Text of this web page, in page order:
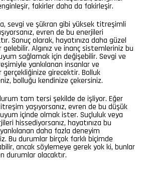
fakirler daha da fakirleşir.
sevgi ve şükran gibi yüksek titreşimli
evren de bu enerjileri
Sonuç olarak, hayatınıza daha güzel
Algınız ve inanç sistemleriniz bu
sağlamak için değişebilir. Sevgi ve
yankılanan insanlar ve
gerçekliğinize girecektir. Bolluk
bolluğu kendinize çekersiniz.
tam tersi şekilde de işliyor. Eğer
yaşıyorsanız, evren de bu düşük
içinde olmak ister. Suçluluk veya
hissediyorsanız, hayatınıza bu
daha fazla deneyim
Bu durumlar birçok farklı biçimde
ancak söylemeye gerek yok ki, bunlar
durumlar olacaktır.